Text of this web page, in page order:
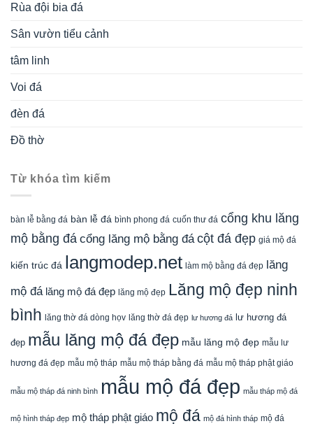
Rùa đội bia đá
Sân vườn tiểu cảnh
tâm linh
Voi đá
đèn đá
Đồ thờ
Từ khóa tìm kiếm
bàn lễ bằng đá bàn lễ đá bình phong đá cuốn thư đá cổng khu lăng
mộ bằng đá cổng lăng mộ bằng đá cột đá đẹp giá mộ đá
kiến trúc đá langmodep.net làm mộ bằng đá đẹp lăng
mộ đá lăng mộ đá đẹp lăng mộ đẹp Lăng mộ đẹp ninh
bình lăng thờ đá dòng họv lăng thờ đá đẹp lư hương đá lư hương đá
đẹp mẫu lăng mộ đá đẹp mẫu lăng mộ đẹp mẫu lư
hương đá đẹp mẫu mộ tháp mẫu mộ tháp bằng đá mẫu mộ tháp phật giáo
mẫu mộ tháp đá ninh bình mẫu mộ đá đẹp mẫu tháp mộ đá
mộ hình tháp đẹp mộ tháp phật giáo mộ đá mộ đá hình tháp mộ đá